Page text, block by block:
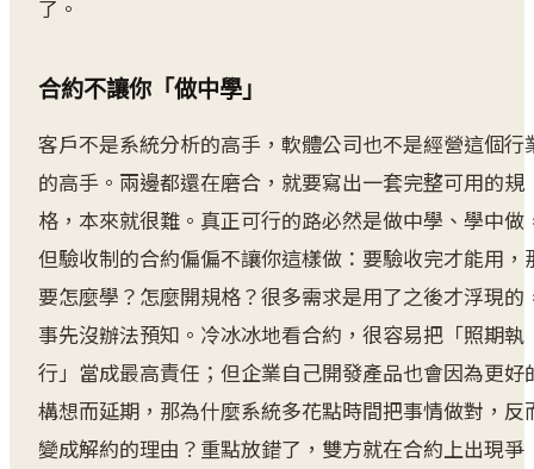
了。
合約不讓你「做中學」
客戶不是系統分析的高手，軟體公司也不是經營這個行
的高手。兩邊都還在磨合，就要寫出一套完整可用的規
格，本來就很難。真正可行的路必然是做中學、學中做
但驗收制的合約偏偏不讓你這樣做：要驗收完才能用，
要怎麼學？怎麼開規格？很多需求是用了之後才浮現的
事先沒辦法預知。冷冰冰地看合約，很容易把「照期執
行」當成最高責任；但企業自己開發產品也會因為更好
構想而延期，那為什麼系統多花點時間把事情做對，反
變成解約的理由？重點放錯了，雙方就在合約上出現爭